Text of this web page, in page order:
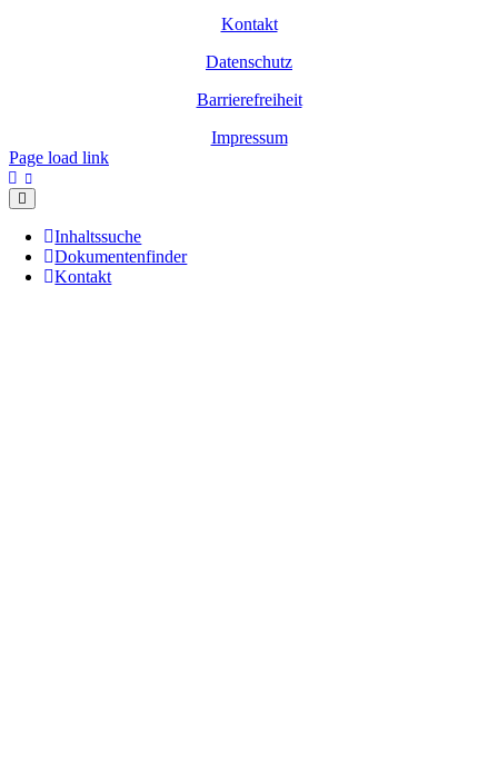
Kontakt
Datenschutz
Barrierefreiheit
Impressum
Page load link
Inhaltssuche
Dokumentenfinder
Kontakt